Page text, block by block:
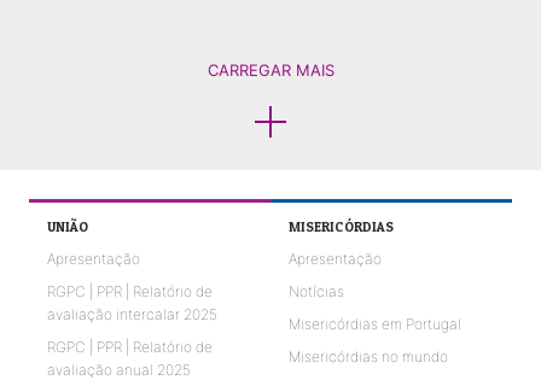
CARREGAR MAIS
UNIÃO
Apresentação
RGPC | PPR | Relatório de
avaliação intercalar 2025
RGPC | PPR | Relatório de
avaliação anual 2025
MISERICÓRDIAS
Apresentação
Notícias
Misericórdias em Portugal
Misericórdias no mundo